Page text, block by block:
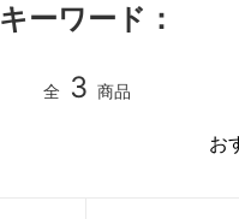
キーワード：
全 3 商品